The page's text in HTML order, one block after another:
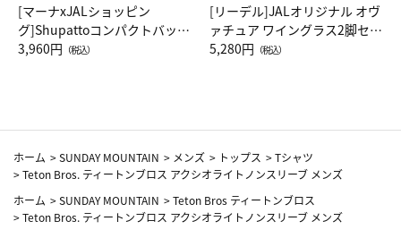
[マーナxJALショッピン
グ]Shupattoコンパクトバッグ
Drop JAL客室乗務員（LC）ス
3,960円 （税込）
[リーデル]JALオリジナル オヴ
ァチュア ワイングラス2脚セッ
ト（レッドワイン）
5,280円 （税込）
ホーム >SUNDAY MOUNTAIN > メンズ > トップス >Tシャツ
>Teton Bros. ティートンブロス アクシオライトノンスリーブ メンズ
ホーム >SUNDAY MOUNTAIN >Teton Bros ティートンブロス
>Teton Bros. ティートンブロス アクシオライトノンスリーブ メンズ